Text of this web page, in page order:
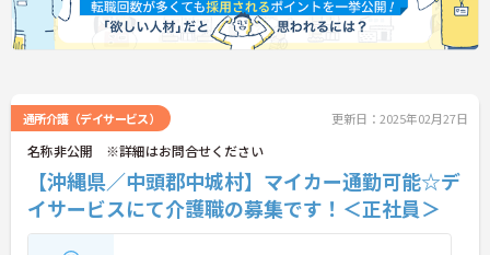
通所介護（デイサービス） 更新日：2025年02月27日
名称非公開 ※詳細はお問合せください
【沖縄県／中頭郡中城村】マイカー通勤可能☆デ
イサービスにて介護職の募集です！＜正社員＞